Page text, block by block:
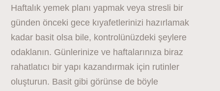
Haftalık yemek planı yapmak veya stresli bir
günden önceki gece kıyafetlerinizi hazırlamak
kadar basit olsa bile, kontrolünüzdeki şeylere
odaklanın. Günlerinize ve haftalarınıza biraz
rahatlatıcı bir yapı kazandırmak için rutinler
oluşturun. Basit gibi görünse de böyle